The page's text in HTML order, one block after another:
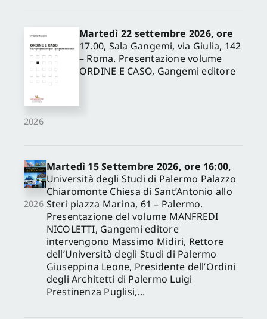
2026
Martedì 22 settembre 2026, ore
17.00, Sala Gangemi, via Giulia, 142
– Roma. Presentazione volume
ORDINE E CASO, Gangemi editore
2026
Martedì 15 Settembre 2026, ore 16:00,
Università degli Studi di Palermo Palazzo
Chiaromonte Chiesa di Sant’Antonio allo
Steri piazza Marina, 61 – Palermo.
Presentazione del volume MANFREDI
NICOLETTI, Gangemi editore
intervengono Massimo Midiri, Rettore
dell’Università degli Studi di Palermo
Giuseppina Leone, Presidente dell’Ordini
degli Architetti di Palermo Luigi
Prestinenza Puglisi,...